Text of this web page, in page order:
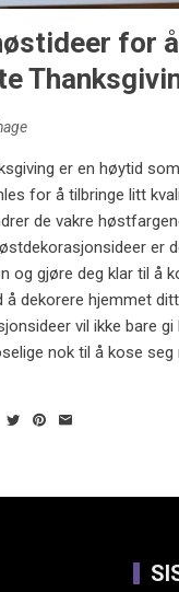
for
er en høytid
for å tilbringe litt
de vakre
er
og gjøre deg klar til å
å dekorere hjemmet
vil ikke bare
nok til å kose seg